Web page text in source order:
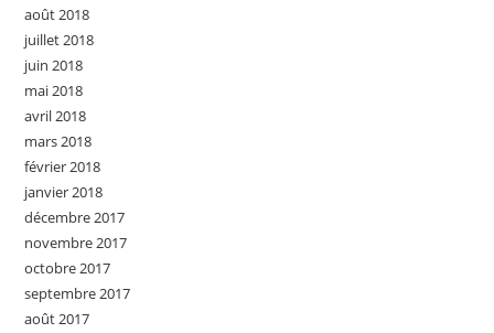
août 2018
juillet 2018
juin 2018
mai 2018
avril 2018
mars 2018
février 2018
janvier 2018
décembre 2017
novembre 2017
octobre 2017
septembre 2017
août 2017